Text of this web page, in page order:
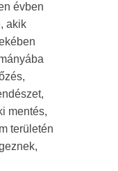
évben
akik
mentés,
területén